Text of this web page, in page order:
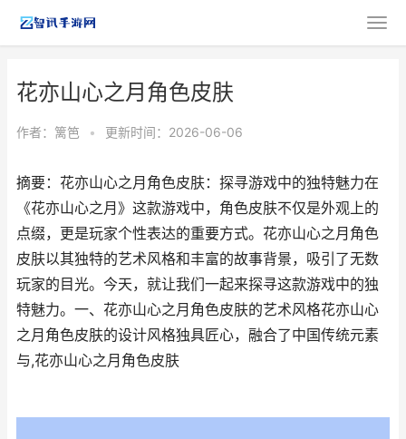
花亦山心之月角色皮肤
作者： 篱笆 • 更新时间：2026-06-06
摘要：花亦山心之月角色皮肤：探寻游戏中的独特魅力在
《花亦山心之月》这款游戏中，角色皮肤不仅是外观上的
点缀，更是玩家个性表达的重要方式。花亦山心之月角色
皮肤以其独特的艺术风格和丰富的故事背景，吸引了无数
玩家的目光。今天，就让我们一起来探寻这款游戏中的独
特魅力。一、花亦山心之月角色皮肤的艺术风格花亦山心
之月角色皮肤的设计风格独具匠心，融合了中国传统元素
与,花亦山心之月角色皮肤